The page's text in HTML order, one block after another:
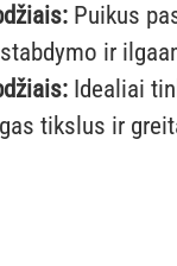
Puikus
ir
Idealiai
tikslus ir